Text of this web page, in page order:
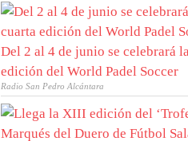
Del 2 al 4 de junio se celebrará
edición del World Padel Soccer
Radio San Pedro Alcántara